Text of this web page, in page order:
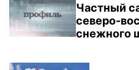
Частный
северо-
снежного